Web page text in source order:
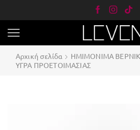
Αρχική σελίδα ΗΜΙΜΟΝΙΜΑ
ΥΓΡΑ ΠΡΟΕΤΟΙΜΑΣΙΑΣ